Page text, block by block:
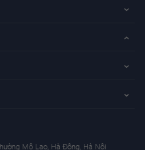
Mộ Lao, Hà Đông, Hà Nội